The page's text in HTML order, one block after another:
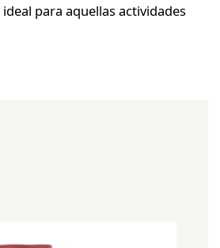
para aquellas actividades